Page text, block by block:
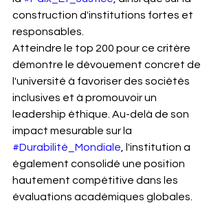
construction d'institutions fortes et
responsables.
Atteindre le top 200 pour ce critère
démontre le dévouement concret de
l'université à favoriser des sociétés
inclusives et à promouvoir un
leadership éthique. Au-delà de son
impact mesurable sur la
#Durabilité_Mondiale , l'institution a
également consolidé une position
hautement compétitive dans les
évaluations académiques globales.